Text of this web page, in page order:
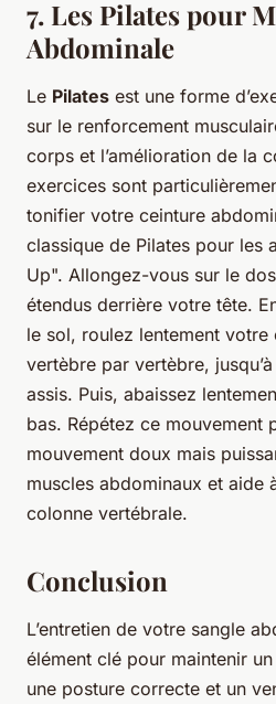
7. Les Pilates pour
Abdominale
Le Pilates est une forme
sur le renforcement
corps et l’amélioration de la
exercices sont
tonifier votre ceinture
classique de Pilates pour les
Up". Allongez-vous sur le
étendus derrière votre tête.
le sol, roulez lentement votre
vertèbre par vertèbre,
assis. Puis, abaissez
bas. Répétez ce mouvement
mouvement doux mais
muscles abdominaux et aide
colonne vertébrale.
Conclusion
L’entretien de votre sangle
élément clé pour maintenir
une posture correcte et un